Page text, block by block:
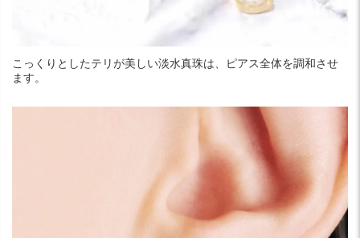
こっくりとしたテリが美しい淡水真珠は、ピアス全体を調和させ
ます。